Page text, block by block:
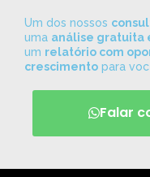
Um dos nossos
uma análise gratuita
um relatório com
crescimento para
Falar